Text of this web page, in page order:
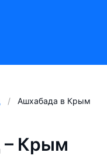
Ашхабада в Крым
– Крым